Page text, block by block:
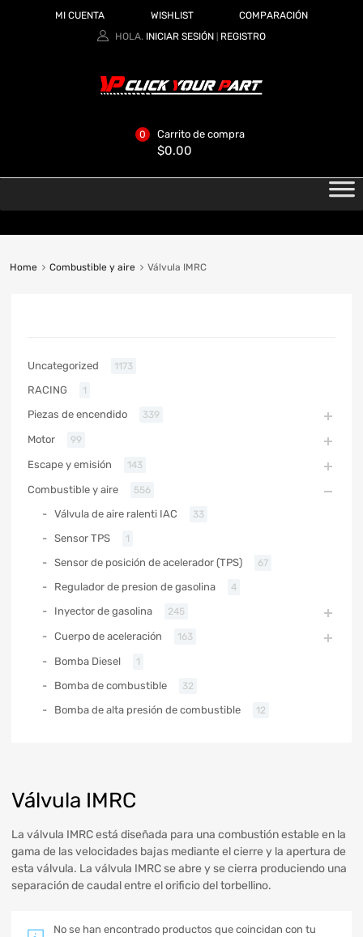
MI CUENTA WISHLIST
COMPARACIÓN
HOLA. INICIAR SESIÓN REGISTRO
Carrito de compra
$0.00
0
Home Combustible y aire Válvula IMRC
Válvula IMRC
La válvula IMRC está diseñada para una combustión estable en la
gama de las velocidades bajas mediante el cierre y la apertura de
esta válvula. La válvula IMRC se abre y se cierra produciendo una
separación de caudal entre el orificio del torbellino.
No se han encontrado productos que coincidan con tu
Uncategorized 1173
RACING 1
Piezas de encendido 339
Motor 99
Escape y emisión 143
Combustible y aire 556
Válvula de aire ralenti IAC 33
Sensor TPS 1
Sensor de posición de acelerador (TPS) 67
Regulador de presion de gasolina 4
Inyector de gasolina 245
Cuerpo de aceleración 163
Bomba Diesel 1
Bomba de combustible 32
Bomba de alta presión de combustible 12